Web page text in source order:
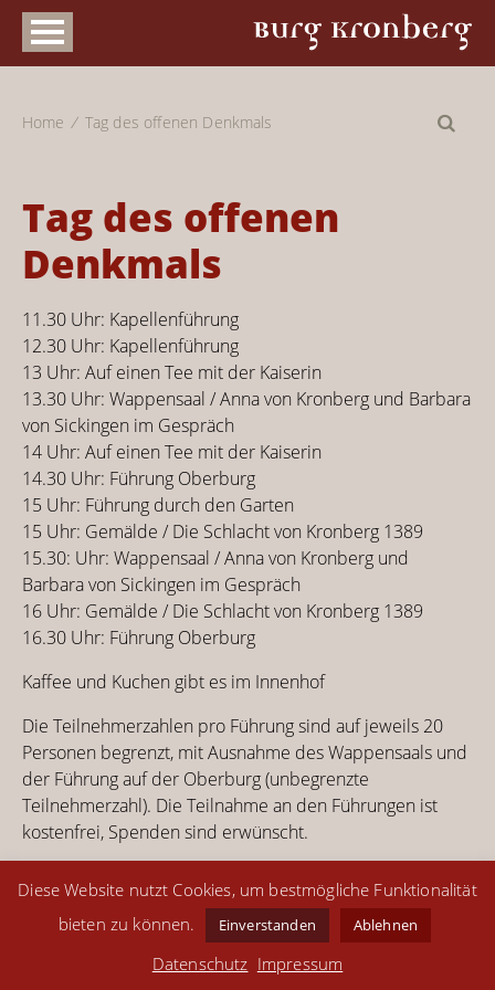
Home Tag des offenen Denkmals
Tag des offenen
Denkmals
11.30 Uhr: Kapellenführung
12.30 Uhr: Kapellenführung
13 Uhr: Auf einen Tee mit der Kaiserin
13.30 Uhr: Wappensaal / Anna von Kronberg und Barbara
von Sickingen im Gespräch
14 Uhr: Auf einen Tee mit der Kaiserin
14.30 Uhr: Führung Oberburg
15 Uhr: Führung durch den Garten
15 Uhr: Gemälde / Die Schlacht von Kronberg 1389
15.30: Uhr: Wappensaal / Anna von Kronberg und
Barbara von Sickingen im Gespräch
16 Uhr: Gemälde / Die Schlacht von Kronberg 1389
16.30 Uhr: Führung Oberburg
Kaffee und Kuchen gibt es im Innenhof
Die Teilnehmerzahlen pro Führung sind auf jeweils 20
Personen begrenzt, mit Ausnahme des Wappensaals und
der Führung auf der Oberburg (unbegrenzte
Teilnehmerzahl). Die Teilnahme an den Führungen ist
kostenfrei, Spenden sind erwünscht.
Datenschutz
share
Diese Website nutzt Cookies, um bestmögliche Funktionalität
bieten zu können.
Einverstanden Ablehnen
Datenschutz Impressum